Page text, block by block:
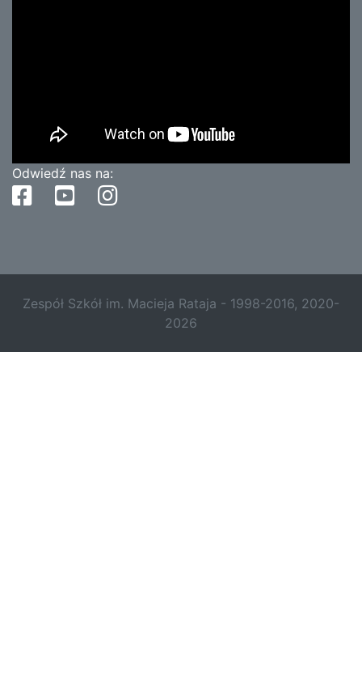
Odwiedź nas na:
Zespół Szkół im. Macieja Rataja - 1998-2016, 2020-
2026